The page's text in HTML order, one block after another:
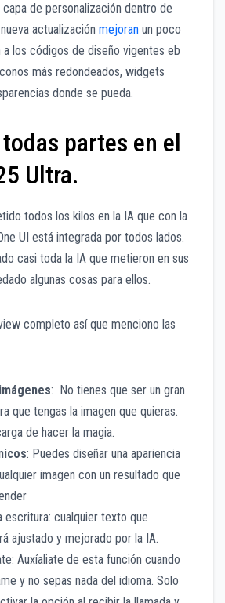
de personalización dentro de
actualización mejoran un poco
a los códigos de diseño vigentes eb
más redondeados, widgets
donde se pueda.
partes en el
Ultra.
todos los kilos en la IA que con la
UI está integrada por todos lados.
casi toda la IA que metieron en sus
algunas cosas para ellos.
completo así que menciono las
: No tienes que ser un gran
que tengas la imagen que quieras.
de hacer la magia.
: Puedes diseñar una apariencia
imagen con un resultado que
escritura: cualquier texto que
ajustado y mejorado por la IA.
Auxíaliate de esta función cuando
y no sepas nada del idioma. Solo